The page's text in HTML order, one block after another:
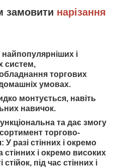
замовити нарізання
і
систем,
торгових
умовах.
монтується, навіть
навичок.
та дає змогу
торгово-
разі стінних і окремо
стінних і окремо високих
під час стінних і